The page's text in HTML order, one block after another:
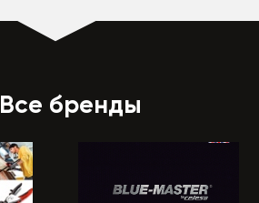
Все бренды